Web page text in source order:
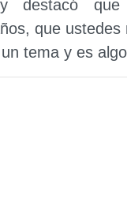
y destacó
que ustedes
tema y es